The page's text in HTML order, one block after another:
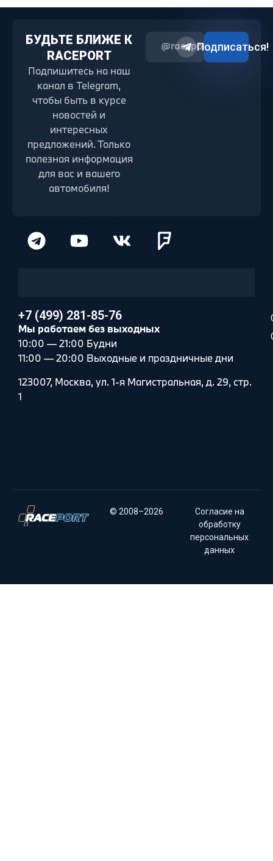
БУДЬТЕ БЛИЖЕ К
RACEPORT
Подпишитесь на наш
канал в Telegram,
чтобы быть в курсе
новостей и
интересных
предложений. Только
полезная информация
для вас и вашего
автомобиля!
@raceport2022
Подписаться!
+7 (499) 281-85-76
Мы работаем без выходных
10:00 — 21:00 Будни
11:00 — 20:00 Выходные и праздничные дни
123007, Москва, ул. 1-я Магистральная, д. 29, стр.
1
© 2008–2026
Согласие на
обработку
персональных
данных